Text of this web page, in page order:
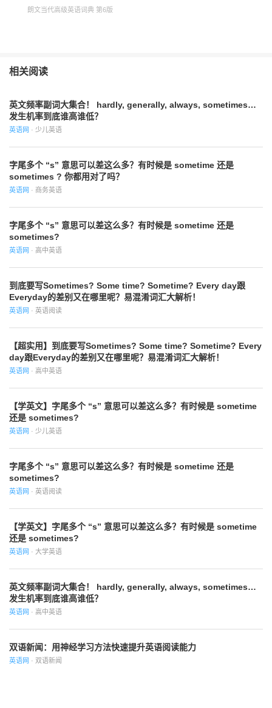
朗文当代高级英语词典 第6版
相关阅读
英文频率副词大集合！ hardly, generally, always, sometimes…
发生机率到底谁高谁低？
英语网 · 少儿英语
字尾多个 “s” 意思可以差这么多？有时候是 sometime 还是
sometimes ? 你都用对了吗？
英语网 · 商务英语
字尾多个 “s” 意思可以差这么多？有时候是 sometime 还是
sometimes?
英语网 · 高中英语
到底要写Sometimes? Some time? Sometime? Every day跟
Everyday的差别又在哪里呢？易混淆词汇大解析！
英语网 · 英语阅读
【超实用】到底要写Sometimes? Some time? Sometime? Every
day跟Everyday的差别又在哪里呢？易混淆词汇大解析！
英语网 · 高中英语
【学英文】字尾多个 “s” 意思可以差这么多？有时候是 sometime
还是 sometimes?
英语网 · 少儿英语
字尾多个 “s” 意思可以差这么多？有时候是 sometime 还是
sometimes?
英语网 · 英语阅读
【学英文】字尾多个 “s” 意思可以差这么多？有时候是 sometime
还是 sometimes?
英语网 · 大学英语
英文频率副词大集合！ hardly, generally, always, sometimes…
发生机率到底谁高谁低？
英语网 · 高中英语
双语新闻：用神经学习方法快速提升英语阅读能力
英语网 · 双语新闻